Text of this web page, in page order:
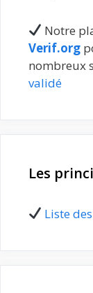
Notre
Verif.org
nombreux
validé
Les
Liste